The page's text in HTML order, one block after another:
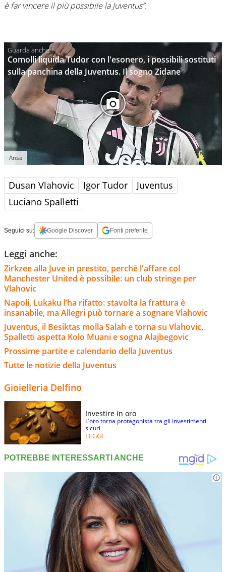
è far vincere il più possibile la Juventus”.
Comolli liquida Tudor con l'esonero, i possibili sostituti
sulla panchina della Juventus. Il sogno Zidane
Ansa
Dusan Vlahovic Igor Tudor
Juventus
Luciano Spalletti
Seguici su: Google Discover Fonti preferite
Leggi anche:
Zirkzee alla Juve in prestito, perché l'affare col
Manchester United è possibile: un club stringe per
Vlahovic
Napoli, Lukaku l’ha rifatto: stavolta la frattura è
insanabile, ma Allegri può tornare a sognare Vlahovic
Juventus, il Besiktas molla Salah e torna su Vlahovic,
Spalletti aspetta Kolo Muani e sogna Alajbegovic
Prossime partite e calendario della Juventus
Tutte le notizie della Juventus
Gioielleria Delfino
Investire in oro
L’oro torna protagonista tra gli investimenti
sicuri
LEGGI